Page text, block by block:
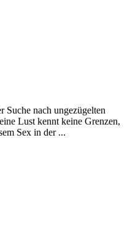
Suche nach ungezügelten
Lust kennt keine Grenzen,
Sex in der ...